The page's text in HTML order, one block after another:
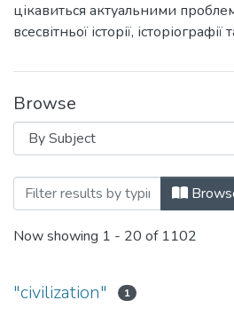
цікавиться актуальними
всесвітньої історії,
Browse
Browsing Наукові
Now showing 1 - 20 of 1102
"civilization" 1